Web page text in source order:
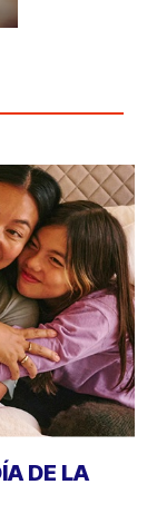
DE LA